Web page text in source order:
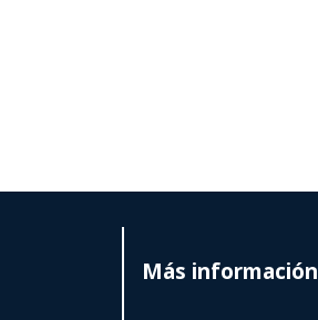
Más información